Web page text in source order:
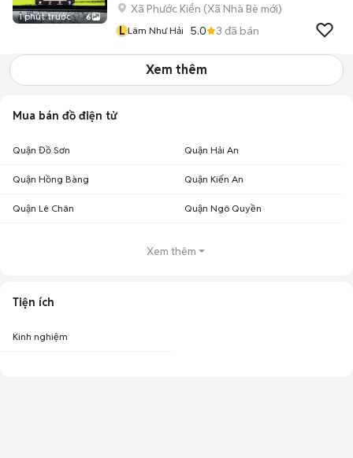
1 phút trước 6
Xã Phước Kiển (Xã Nhà Bè mới)
L Lâm Như Hải 5.0 3 đã bán
Xem thêm
Mua bán đồ điện tử
Quận Đồ Sơn Quận Hải An
Quận Hồng Bàng Quận Kiến An
Quận Lê Chân Quận Ngô Quyền
Xem thêm
Tiện ích
Kinh nghiệm